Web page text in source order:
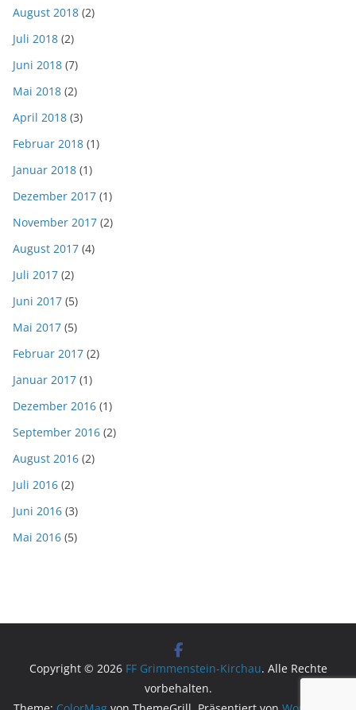
August 2018 (2)
Juli 2018 (2)
Juni 2018 (7)
Mai 2018 (2)
April 2018 (3)
Februar 2018 (1)
Januar 2018 (1)
Dezember 2017 (1)
November 2017 (2)
August 2017 (4)
Juli 2017 (2)
Juni 2017 (5)
Mai 2017 (5)
Februar 2017 (2)
Januar 2017 (1)
Dezember 2016 (1)
September 2016 (2)
August 2016 (2)
Juli 2016 (2)
Juni 2016 (3)
Mai 2016 (5)
Copyright © 2026 FF Grimmenstein-Kirchau. Alle Rechte
vorbehalten.